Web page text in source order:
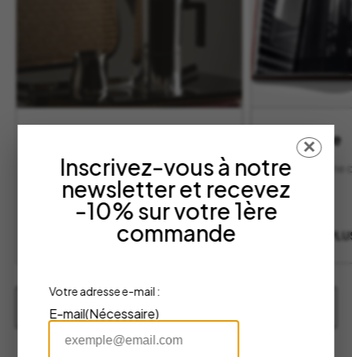
Un style reconnaissable entre mille,
signé Alessi. L’art de transformer les
objets du quotidien en pièces design.
EN SAVOIR PLUS
Assouline
Le livre comme
culture.
EN SAVOIR
Découvrir nos marques
Inscrivez-vous à notre
newsletter et recevez
-10% sur votre 1ère
commande
Votre adresse e-mail :
E-mail(Nécessaire)
✕